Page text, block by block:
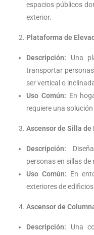
espacios públicos
exterior.
Plataforma de
Descripción: Una
transportar
ser vertical o
Uso Común: En
requiere una
Ascensor de Silla de
Descripción:
personas en sillas de
Uso Común: En
exteriores de
Ascensor de
Descripción: Una